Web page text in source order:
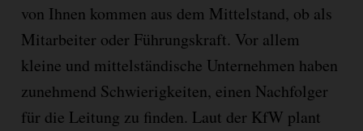
von Ihnen kommen aus dem Mittelstand, ob als
Mitarbeiter oder Führungskraft. Vor allem
kleine und mittelständische Unternehmen haben
zunehmend Schwierigkeiten, einen Nachfolger
für die Leitung zu finden. Laut der KfW plant